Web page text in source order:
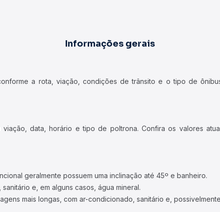
Informações gerais
a rota, viação, condições de trânsito e o tipo de
data, horário e tipo de poltrona. Confira os valores
geralmente possuem uma inclinação até 45º e banheiro.
e, em alguns casos, água mineral.
mais longas, com ar-condicionado, sanitário e,